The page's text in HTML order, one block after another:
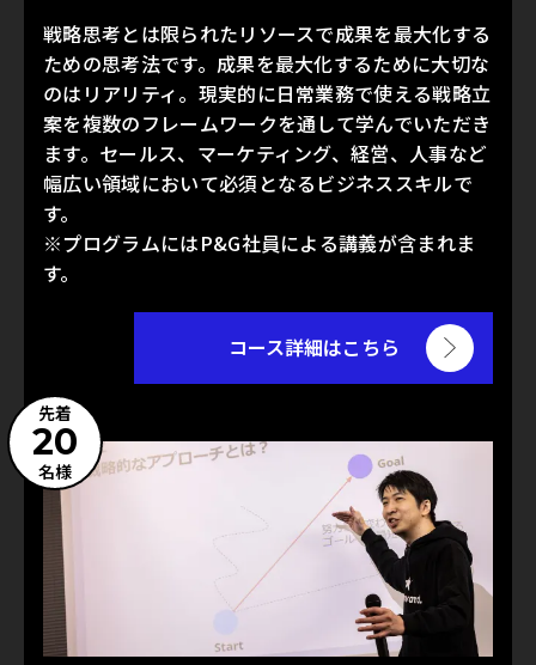
戦略思考とは限られたリソースで成果を最大化する
ための思考法です。成果を最大化するために大切な
のはリアリティ。現実的に日常業務で使える戦略立
案を複数のフレームワークを通して学んでいただき
ます。セールス、マーケティング、経営、人事など
幅広い領域において必須となるビジネススキルで
す。
※プログラムにはP&G社員による講義が含まれま
す。
コース詳細はこちら
先着
20
名様